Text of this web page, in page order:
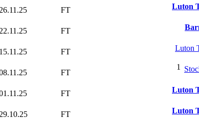
26.11.25 FT Luton
22.11.25 FT
15.11.25 FT Luton
FT
1
FT Luton
29.10.25 FT Luton